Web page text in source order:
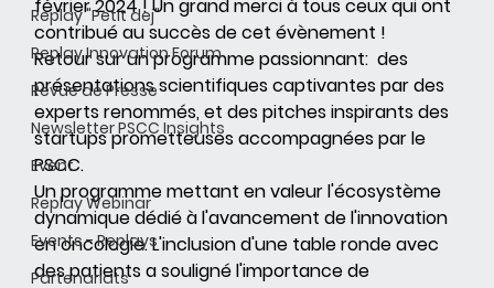
Replay "Petit dej"
Replay Innovation Forum
Revue de Presse
Newsletter PSCC Insights
Event
Replay Webinar
Events - Replays
Partenariats
février 2024 ! Un grand merci à tous ceux qui ont
contribué au succès de cet évènement !
Retour sur un programme passionnant:  des
présentations scientifiques captivantes par des
experts renommés, et des pitches inspirants des
startups prometteuses accompagnées par le
PSCC.
Un programme mettant en valeur l'écosystème
dynamique dédié à l'avancement de l'innovation
en oncologie. L'inclusion d'une table ronde avec
des patients a souligné l'importance de